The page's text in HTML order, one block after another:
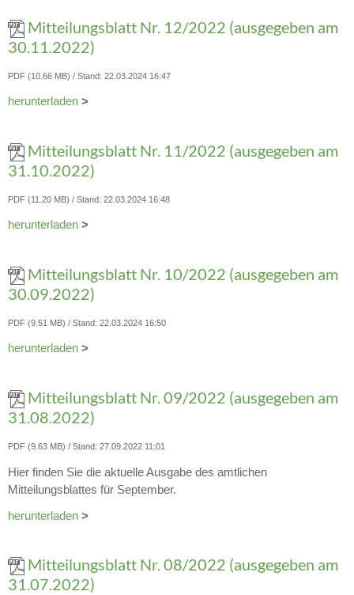
Mitteilungsblatt Nr. 12/2022 (ausgegeben am
30.11.2022)
PDF (10.66 MB) Stand: 22.03.2024 16:47
herunterladen >
Mitteilungsblatt Nr. 11/2022 (ausgegeben am
31.10.2022)
PDF (11.20 MB) Stand: 22.03.2024 16:48
herunterladen >
Mitteilungsblatt Nr. 10/2022 (ausgegeben am
30.09.2022)
PDF (9.51 MB) Stand: 22.03.2024 16:50
herunterladen >
Mitteilungsblatt Nr. 09/2022 (ausgegeben am
31.08.2022)
PDF (9.63 MB) Stand: 27.09.2022 11:01
Hier finden Sie die aktuelle Ausgabe des amtlichen
Mitteilungsblattes für September.
herunterladen >
Mitteilungsblatt Nr. 08/2022 (ausgegeben am
31.07.2022)